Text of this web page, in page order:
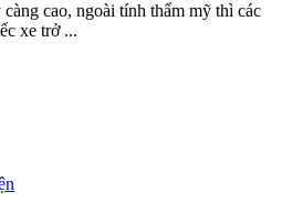
cao, ngoài tính thẩm mỹ thì các
xe trở ...